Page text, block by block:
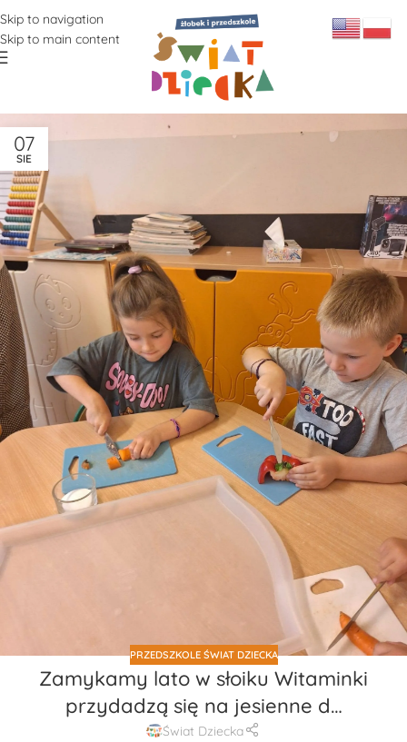
Skip to navigation
Skip to main content
07
SIE
PRZEDSZKOLE ŚWIAT DZIECKA
Zamykamy lato w słoiku Witaminki
przydadzą się na jesienne d…
Świat Dziecka